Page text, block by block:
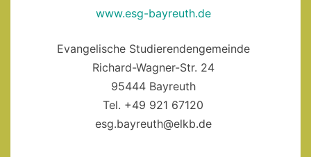
www.esg-bayreuth.de
Evangelische Studierendengemeinde
Richard-Wagner-Str. 24
95444 Bayreuth
Tel. +49 921 67120
esg.bayreuth@elkb.de